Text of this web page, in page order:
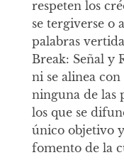
respeten los
se tergiverse o
palabras
Break: Señal y
ni se alinea
ninguna de las
los que se
único objetivo
fomento de la